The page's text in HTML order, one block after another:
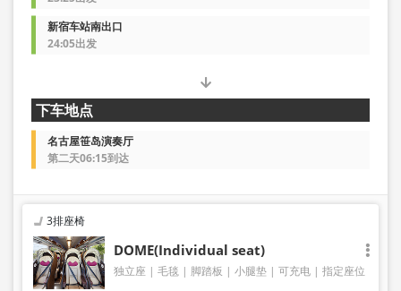
新宿车站南出口
24:05出发
下车地点
名古屋笹岛演奏厅
第二天06:15到达
3排座椅
DOME(Individual seat)
独立座 毛毯 脚踏板 小腿垫 可充电 指定座位